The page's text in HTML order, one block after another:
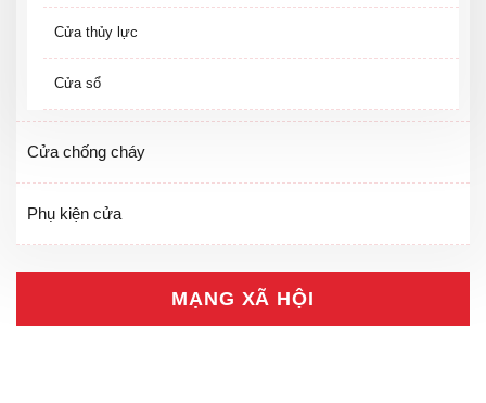
Cửa thủy lực
Cửa sổ
Cửa chống cháy
Phụ kiện cửa
MẠNG XÃ HỘI